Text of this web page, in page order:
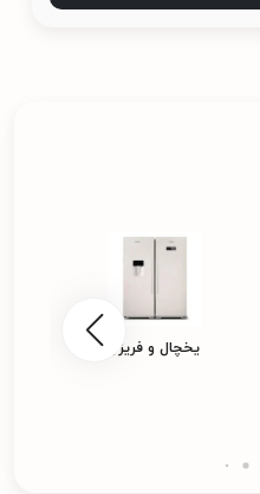
یخچال و فریزر